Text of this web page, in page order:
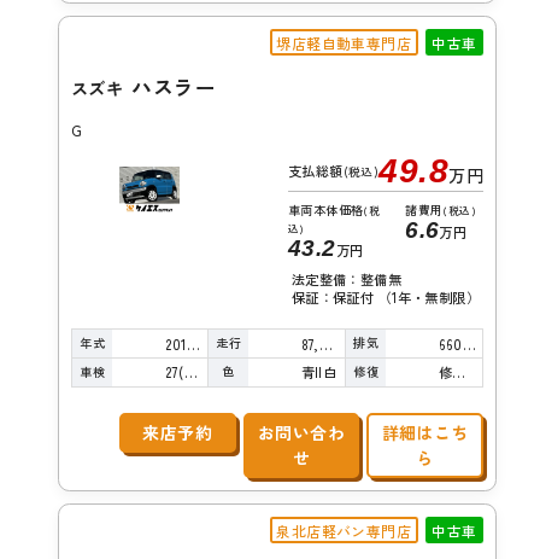
堺店軽自動車専門店 中古車
スズキ ハスラー
G
支払総額(税込)49.8万円
車両本体価格(税
込)
43.2万円
諸費用 (税込)
6.6万円
法定整備：整備無
保証：保証付 （1年・無制限）
年式 2015年 走行 87,000km 排気 660cc
車検 27(R9)/04 色 青II白 修復 修復歴無し
来店予約
お問い合わ
せ
詳細はこち
ら
泉北店軽バン専門店 中古車